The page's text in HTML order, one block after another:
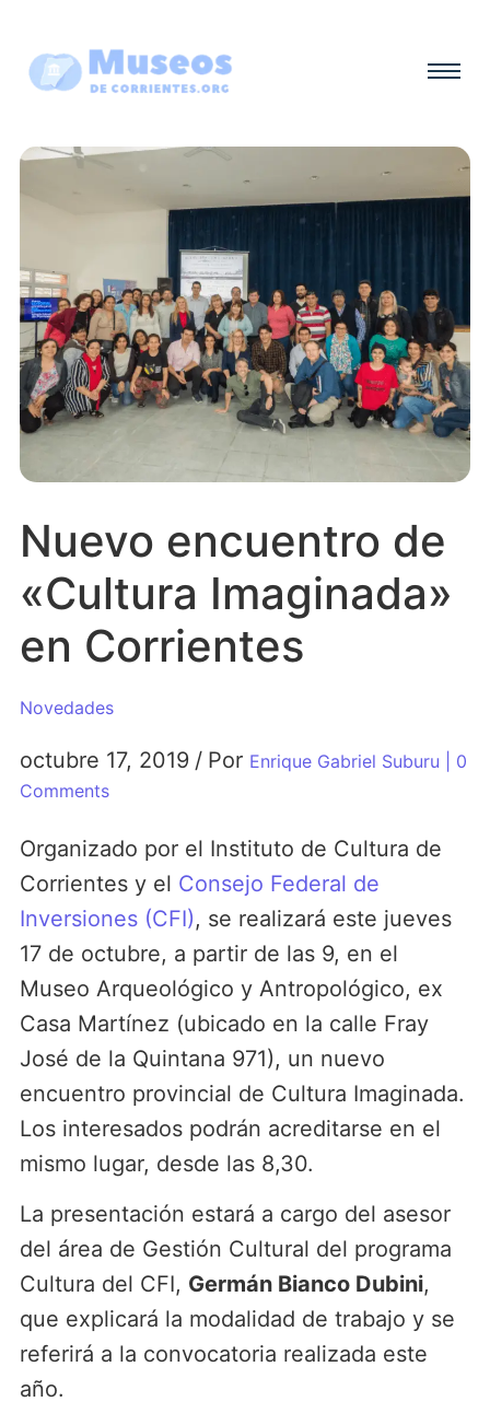
Nuevo encuentro de
«Cultura Imaginada»
en Corrientes
Novedades
octubre 17, 2019 / Por Enrique Gabriel Suburu
| 0
Comments
Organizado por el Instituto de Cultura de
Corrientes y el Consejo Federal de
Inversiones (CFI), se realizará este jueves
17 de octubre, a partir de las 9, en el
Museo Arqueológico y Antropológico, ex
Casa Martínez (ubicado en la calle Fray
José de la Quintana 971), un nuevo
encuentro provincial de Cultura Imaginada.
Los interesados podrán acreditarse en el
mismo lugar, desde las 8,30.
La presentación estará a cargo del asesor
del área de Gestión Cultural del programa
Cultura del CFI, Germán Bianco Dubini,
que explicará la modalidad de trabajo y se
referirá a la convocatoria realizada este
año.